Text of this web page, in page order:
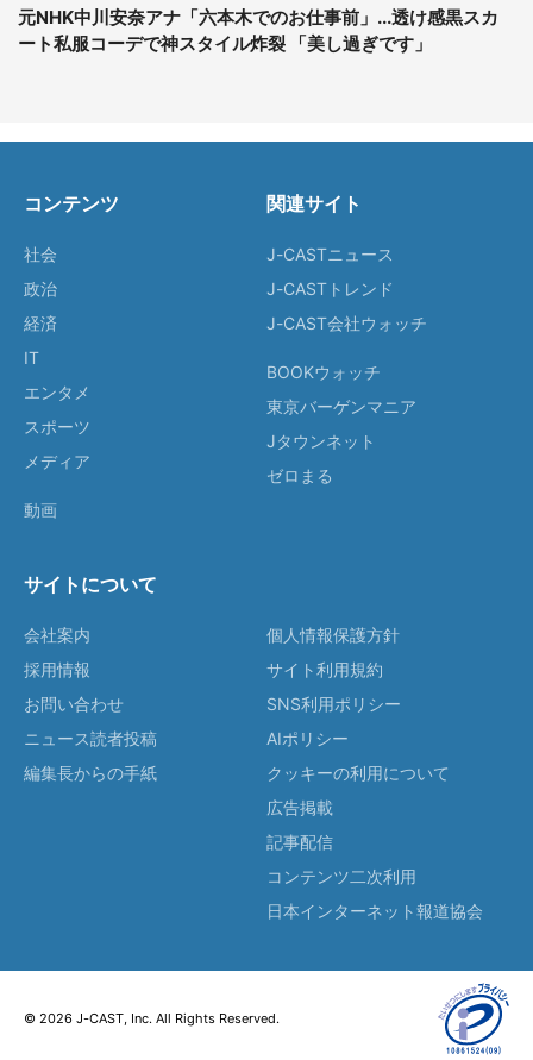
元NHK中川安奈アナ「六本木でのお仕事前」...透け感黒スカ
ート私服コーデで神スタイル炸裂 「美し過ぎです」
コンテンツ
社会
政治
経済
IT
エンタメ
スポーツ
メディア
動画
関連サイト
J-CASTニュース
J-CASTトレンド
J-CAST会社ウォッチ
BOOKウォッチ
東京バーゲンマニア
Jタウンネット
ゼロまる
サイトについて
会社案内
採用情報
お問い合わせ
ニュース読者投稿
編集長からの手紙
個人情報保護方針
サイト利用規約
SNS利用ポリシー
AIポリシー
クッキーの利用について
広告掲載
記事配信
コンテンツ二次利用
日本インターネット報道協会
© 2026 J-CAST, Inc. All Rights Reserved.